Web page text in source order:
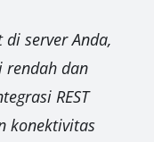
server Anda,
rendah dan
REST
konektivitas